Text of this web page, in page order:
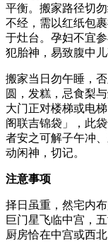
平衡。搬家路径切
不经，需以红纸包
于灶台。孕妇不宜
犯胎神，易致腹中儿
搬家当日勿午睡，
圆，发糕，忌食梨
大门正对楼梯或电
阁联吉锦袋」，此
者安之可解子午冲
动闲神，切记。
注意事项
择日虽重，然宅内
巨门星飞临中宫，
厨房恰在中宫或西